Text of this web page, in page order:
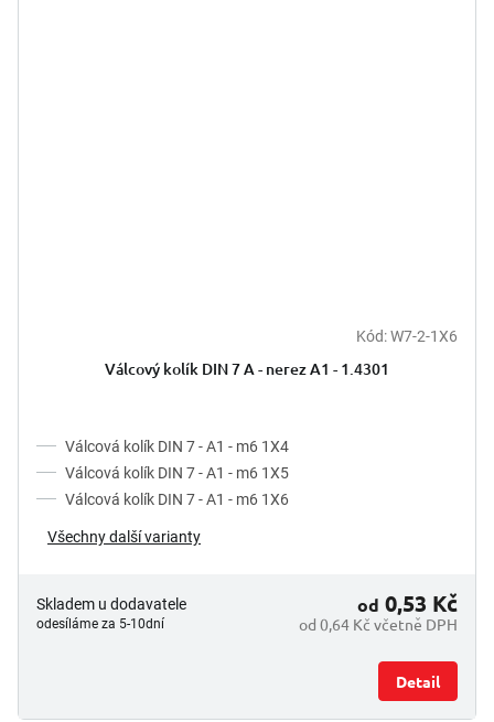
Kód:W7-2-1X6
Válcový kolík DIN 7 A - nerez A1 - 1.4301
Válcová kolík DIN 7 - A1 - m6 1X4
Válcová kolík DIN 7 - A1 - m6 1X5
Válcová kolík DIN 7 - A1 - m6 1X6
Všechny další varianty
Skladem u dodavatele
odesíláme za 5-10dní od 0,64 Kč včetně DPH
od 0,53 Kč
Detail